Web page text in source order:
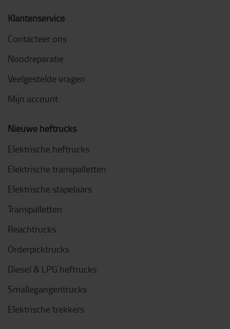
Klantenservice
Contacteer ons
Noodreparatie
Veelgestelde vragen
Mijn account
Nieuwe heftrucks
Elektrische heftrucks
Elektrische transpalletten
Elektrische stapelaars
Transpalletten
Reachtrucks
Orderpicktrucks
Diesel & LPG heftrucks
Smallegangentrucks
Elektrische trekkers